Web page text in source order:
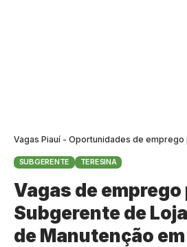
SUBGERENTE TERESINA
Vagas de emprego
Subgerente de
de Manutenção